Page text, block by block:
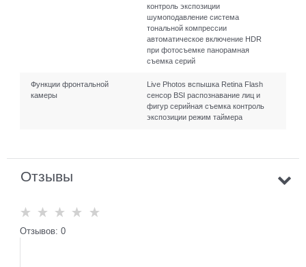
контроль экспозиции
шумоподавление система
тональной компрессии
автоматическое включение HDR
при фотосъемке панорамная
съемка серий
Функции фронтальной
камеры
Live Photos вспышка Retina Flash
сенсор BSI распознавание лиц и
фигур серийная съемка контроль
экспозиции режим таймера
Отзывы
Отзывов: 0